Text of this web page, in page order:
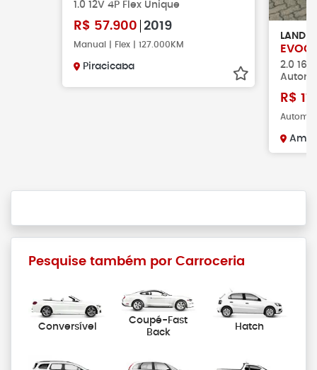
1.0 12V 4P Flex Unique
R$ 57.900 2019
Manual | Flex | 127.000KM
Piracicaba
LAND
2.0
R$
Pesquise também por Carroceria
Conversível
Coupé-Fast
Back
Hatch